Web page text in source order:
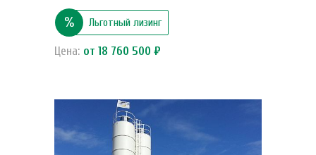
% Льготный лизинг
Цена: от 18 760 500 ₽